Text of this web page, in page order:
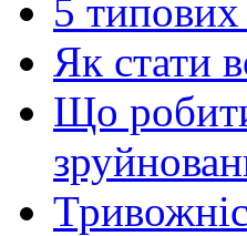
5
Як стати
Що